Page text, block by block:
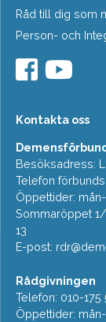
Råd till dig som
Person- och
Kontakta oss
Besöksadress:
Telefon
Öppettider:
Sommaröppet
13
E-post:
Rådgivningen
Telefon: 010-175
Öppettider: